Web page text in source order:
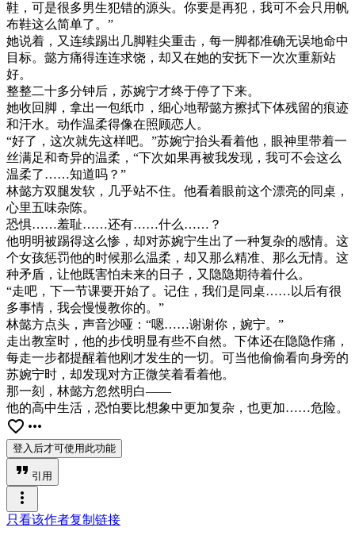
鞋，可是很多男生犯错的源头。你要是再犯，我可不会只用帆
布鞋这么简单了。”
她说着，又连续踢出几脚鞋尖重击，每一脚都准确无误地命中
目标。懿方痛得连连求饶，却又在她的安抚下一次次重新站
好。
整整二十多分钟后，苏婉宁才终于停了下来。
她收回脚，拿出一包纸巾，细心地帮懿方擦拭下体残留的痕迹
和汗水。动作温柔得像在照顾恋人。
“好了，这次就先这样吧。”苏婉宁抬头看着他，眼神里带着一
丝满足和奇异的温柔，“下次如果再被我发现，我可不会这么
温柔了……知道吗？”
林懿方双腿发软，几乎站不住。他看着眼前这个漂亮的同桌，
心里五味杂陈。
恐惧……羞耻……还有……什么……？
他明明被踢得这么惨，却对苏婉宁生出了一种复杂的感情。这
个女孩惩罚他的时候那么温柔，却又那么精准、那么无情。这
种矛盾，让他既害怕未来的日子，又隐隐期待着什么。
“走吧，下一节课要开始了。记住，我们是同桌……以后有很
多事情，我会慢慢教你的。”
林懿方点头，声音沙哑：“嗯……谢谢你，婉宁。”
走出教室时，他的步伐明显有些不自然。下体还在隐隐作痛，
每走一步都提醒着他刚才发生的一切。可当他偷偷看向身旁的
苏婉宁时，却发现对方正微笑着看着他。
那一刻，林懿方忽然明白——
他的高中生活，恐怕要比想象中更加复杂，也更加……危险。
favorite_border more_horiz
登入后才可使用此功能
format_quote 引用
more_vert
只看该作者复制链接